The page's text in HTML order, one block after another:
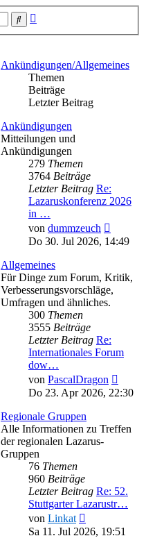
Suche
Ankündigungen/Allgemeines
Themen
Beiträge
Letzter Beitrag
Ankündigungen
Mitteilungen und
Ankündigungen
279 Themen
3764 Beiträge
Letzter Beitrag Re:
Lazaruskonferenz 2026
in …
von dummzeuch
Beitrag
Do 30. Jul 2026, 14:49
Allgemeines
Für Dinge zum Forum, Kritik,
Verbesserungsvorschläge,
Umfragen und ähnliches.
300 Themen
3555 Beiträge
Letzter Beitrag Re:
Internationales Forum
dow…
von PascalDragon
Do 23. Apr 2026, 22:30
Regionale Gruppen
Alle Informationen zu Treffen
der regionalen Lazarus-
Gruppen
76 Themen
960 Beiträge
Letzter Beitrag Re: 52.
Stuttgarter Lazarustr…
von Linkat
Beitrag
Sa 11. Jul 2026, 19:51